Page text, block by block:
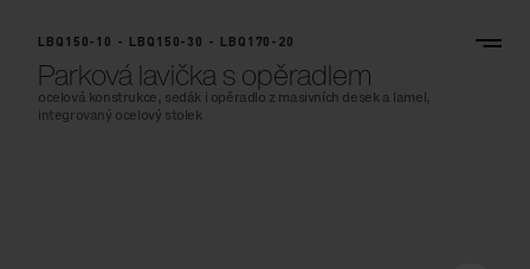
LBQ150-10 - LBQ150-30 - LBQ170-20
Parková lavička s opěradlem
ocelová konstrukce, sedák i opěradlo z masivních desek a lamel,
integrovaný ocelový stolek